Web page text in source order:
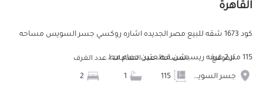
القاهرة
كود 1673 شقه للبيع مصر الجديده اشاره روكسي جسر السويس مساحه
115 متر 2 غرفه ريسبشن قطعتين حمام مط... الموقع
جسر السويس
المساحة عدد الحمامات عدد الغرف